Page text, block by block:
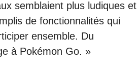
semblaient plus ludiques et
de fonctionnalités qui
ensemble. Du
à Pokémon Go. »